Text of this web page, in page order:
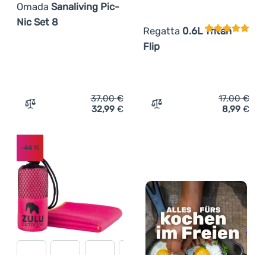
Omada Sanaliving Pic-
Nic Set 8
Zum Vergleich 'Geschirrset Omada Sanaliving Pic-Nic
37,00€
32,99 €
Regatta 0.6L Tritan
Flip
Zum Vergleich 'Flasche
17,00€
8,99 €
-44 %